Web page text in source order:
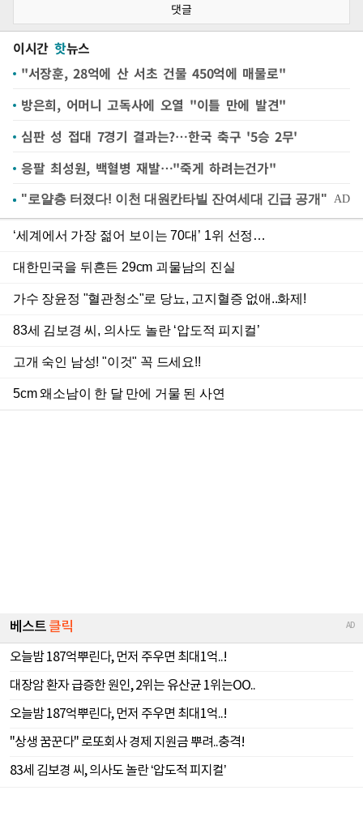
댓글
이시간 핫뉴스
"서장훈, 28억에 산 서초 건물 450억에 매물로"
방은희, 어머니 고독사에 오열 "이틀 만에 발견"
심판 성 접대 7경기 결과는?…한국 축구 '5승 2무'
응팔 최성원, 백혈병 재발…"죽게 하려는건가"